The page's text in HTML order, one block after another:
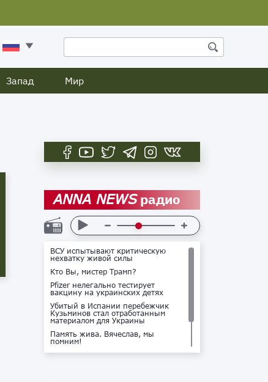
Запад Мир
ANNA NEWSрадио
ВСУ испытывают критическую
нехватку живой силы
Кто Вы, мистер Трамп?
Pfizer нелегально тестирует
вакцину на украинских детях
Убитый в Испании перебежчик
Кузьминов стал отработанным
материалом для Украины
Память жива. Вячеслав, мы
помним!
Не доставайся ты никому!